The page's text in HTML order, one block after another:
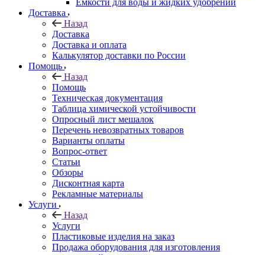
Емкости для воды и жидких удобрений
Доставка
Назад
Доставка
Доставка и оплата
Калькулятор доставки по России
Помощь
Назад
Помощь
Техническая документация
Таблица химической устойчивости
Опросный лист мешалок
Перечень невозвратных товаров
Варианты оплаты
Вопрос-ответ
Статьи
Обзоры
Дисконтная карта
Рекламные материалы
Услуги
Назад
Услуги
Пластиковые изделия на заказ
Продажа оборудования для изготовления